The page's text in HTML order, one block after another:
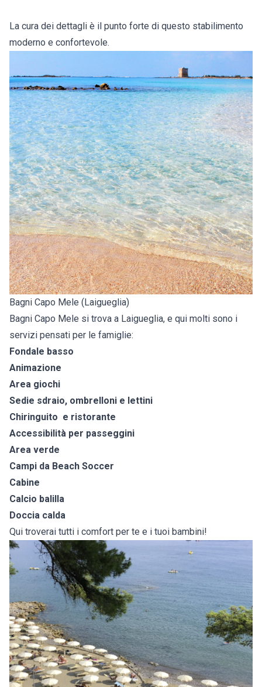
La cura dei dettagli è il punto forte di questo stabilimento
moderno e confortevole.
Bagni Capo Mele (Laigueglia)
Bagni Capo Mele si trova a Laigueglia, e qui molti sono i
servizi pensati per le famiglie:
Fondale basso
Animazione
Area giochi
Sedie sdraio, ombrelloni e lettini
Chiringuito e ristorante
Accessibilità per passeggini
Area verde
Campi da Beach Soccer
Cabine
Calcio balilla
Doccia calda
Qui troverai tutti i comfort per te e i tuoi bambini!